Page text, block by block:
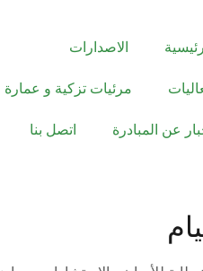
الاصدارات
مرئيات تزكية و عمارة
عن المبادرة اتصل بنا